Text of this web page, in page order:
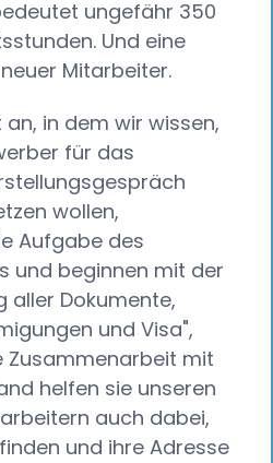
ungefähr 350
Und eine
Mitarbeiter.
in dem wir wissen,
für das
wollen,
Aufgabe des
und beginnen mit der
aller Dokumente,
und Visa",
Zusammenarbeit mit
helfen sie unseren
auch dabei,
und ihre Adresse